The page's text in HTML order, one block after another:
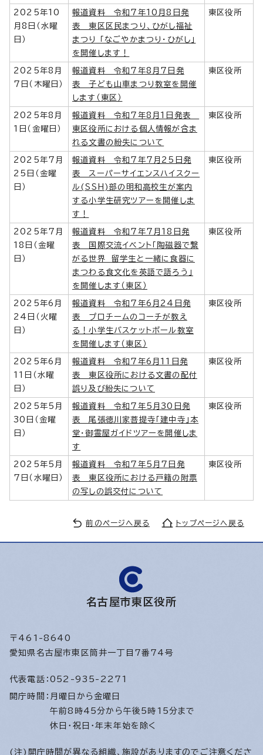
2025年10
月8日（水曜
日）
報道資料 令和7年10月8日発
表 東区区民まつり、ひがし福祉
まつり 「なごやかまつり・ひがし」
を開催します！
東区役所
2025年8月
7日（木曜日）
報道資料 令和7年8月7日発
表 子ども山車まつり教室を開催
します（東区）
東区役所
2025年8月
1日（金曜日）
報道資料 令和7年8月1日発表
東区役所における個人情報が含ま
れる文書の紛失について
東区役所
2025年7月
25日（金曜
日）
報道資料 令和7年7月25日発
表 スーパーサイエンスハイスクー
ル(SSH)部の明和高校生が案内
する小学生研究ツアーを開催しま
す！
東区役所
2025年7月
18日（金曜
日）
報道資料 令和7年7月18日発
表 国際交流イベント「陶磁器で繋
がる世界 留学生と一緒に食器に
まつわる食文化を英語で語ろう」
を開催します（東区）
東区役所
2025年6月
24日（火曜
日）
報道資料 令和7年6月24日発
表 プロチームのコーチが教え
る！小学生バスケットボール教室
を開催します（東区）
東区役所
2025年6月
11日（水曜
日）
報道資料 令和7年6月11日発
表 東区役所における文書の配付
誤り及び紛失について
東区役所
2025年5月
30日（金曜
日）
報道資料 令和7年5月30日発
表 尾張徳川家菩提寺「建中寺」本
堂・御霊屋ガイドツアーを開催しま
す
東区役所
2025年5月
7日（水曜日）
報道資料 令和7年5月7日発
表 東区役所における戸籍の附票
の写しの誤交付について
東区役所
前のページへ戻る トップページへ戻る
名古屋市東区役所
〒461-8640
愛知県名古屋市東区筒井一丁目7番74号
代表電話： 052-935-2271
開庁時間： 月曜日から金曜日
午前8時45分から午後5時15分まで
休日・祝日・年末年始を除く
(注)開庁時間が異なる組織、施設がありますのでご注意くださ